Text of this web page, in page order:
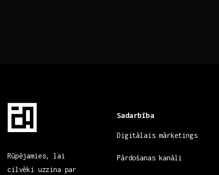
Rūpējamies, lai
cilvēki uzzina par
Sadarbība
Digitālais mārketings
Pārdošanas kanāli